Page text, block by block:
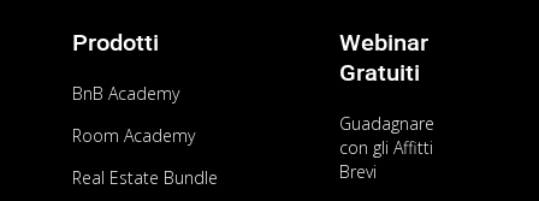
Prodotti
BnB Academy
Room Academy
Real Estate Bundle
Webinar
Gratuiti
Guadagnare
con gli Affitti
Brevi